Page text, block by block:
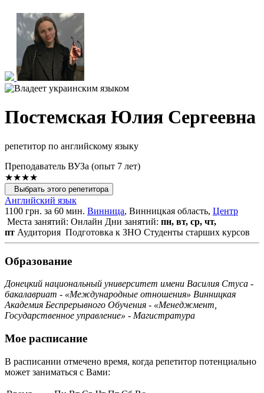
Постемская Юлия Сергеевна
репетитор по английскому языку
Преподаватель ВУЗа (опыт 7 лет)
★★★★
Выбрать этого репетитора
Английский язык
1100 грн. за 60 мин. Винница, Винницкая область, Центр
Места занятий: Онлайн Дни занятий: пн, вт, ср, чт,
пт Аудитория Подготовка к ЗНО Студенты старших курсов
Образование
Донецкий национальный университет имени Василия Стуса -
бакалавриат - «Международные отношения» Винницкая
Академия Беспрерывного Обучения - «Менеджмент,
Государственное управление» - Магистратура
Мое расписание
В расписании отмечено время, когда репетитор потенциально
может заниматься с Вами: